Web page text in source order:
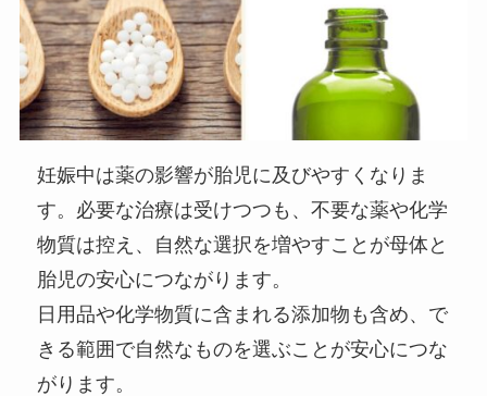
妊娠中は薬の影響が胎児に及びやすくなりま
す。必要な治療は受けつつも、不要な薬や化学
物質は控え、自然な選択を増やすことが母体と
胎児の安心につながります。
日用品や化学物質に含まれる添加物も含め、で
きる範囲で自然なものを選ぶことが安心につな
がります。